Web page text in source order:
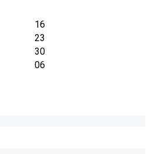
16
23
30
06